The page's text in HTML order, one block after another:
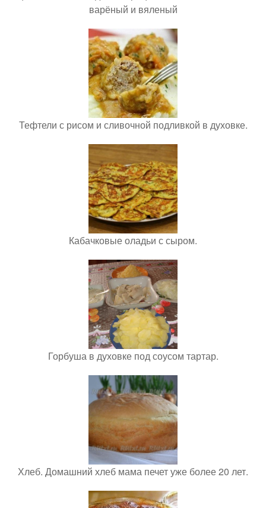
варёный и вяленый
Тефтели с рисом и сливочной подливкой в духовке.
Кабачковые оладьи с сыром.
Горбуша в духовке под соусом тартар.
Хлеб. Домашний хлеб мама печет уже более 20 лет.